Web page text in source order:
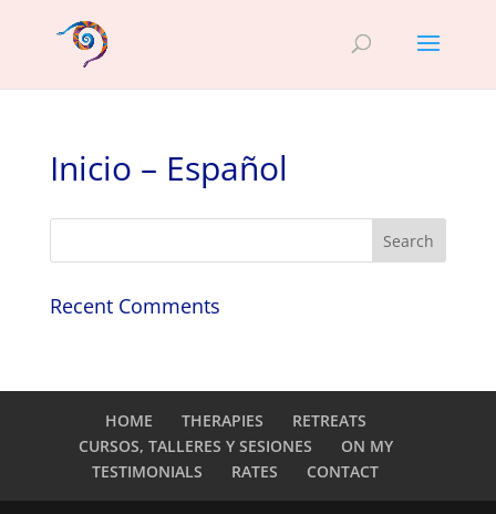
Inicio – Español
Recent Comments
HOME THERAPIES
RETREATS
CURSOS, TALLERES Y SESIONES
ON MY
TESTIMONIALS
RATES CONTACT